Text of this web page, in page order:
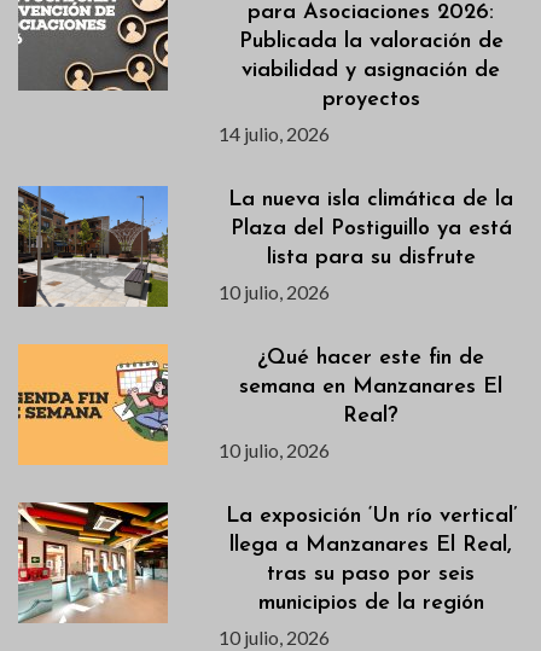
para Asociaciones 2026:
Publicada la valoración de
viabilidad y asignación de
proyectos
14 julio, 2026
La nueva isla climática de la
Plaza del Postiguillo ya está
lista para su disfrute
10 julio, 2026
¿Qué hacer este fin de
semana en Manzanares El
Real?
10 julio, 2026
La exposición ‘Un río vertical’
llega a Manzanares El Real,
tras su paso por seis
municipios de la región
10 julio, 2026